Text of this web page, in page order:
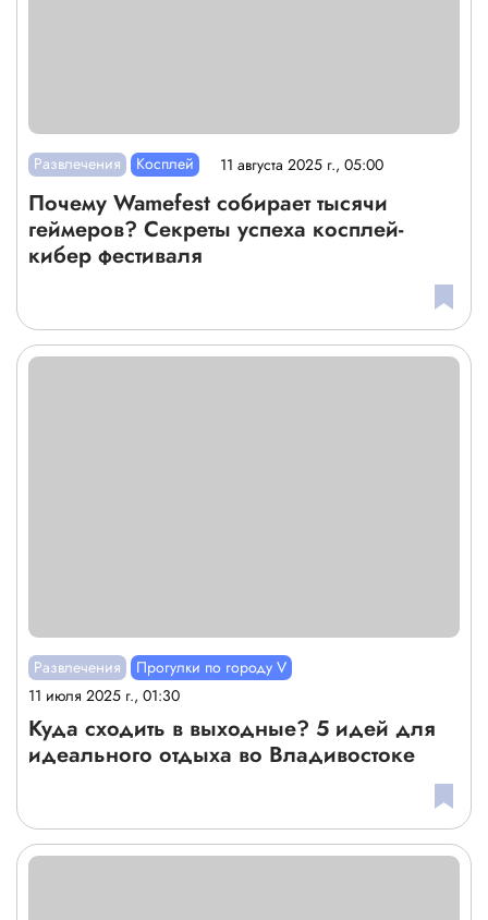
Развлечения Косплей 11 августа 2025 г., 05:00
Почему Wamefest собирает тысячи
геймеров? Секреты успеха косплей-
кибер фестиваля
Развлечения
Прогулки по городу V
11 июля 2025 г., 01:30
Куда сходить в выходные? 5 идей для
идеального отдыха во Владивостоке